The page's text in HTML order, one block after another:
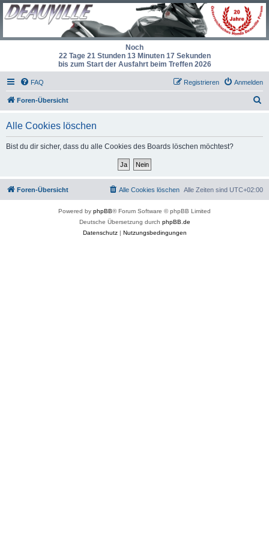
Noch
22 Tage 21 Stunden 13 Minuten 17 Sekunden
bis zum Start der Ausfahrt beim Treffen 2026
FAQ Anmelden
Registrieren
Foren-Übersicht
Alle Cookies löschen
Bist du dir sicher, dass du alle Cookies des Boards löschen möchtest?
Foren-Übersicht Alle Zeiten sind UTC+02:00
Alle Cookies löschen
Powered by phpBB® Forum Software © phpBB Limited
Deutsche Übersetzung durch phpBB.de
Datenschutz| Nutzungsbedingungen